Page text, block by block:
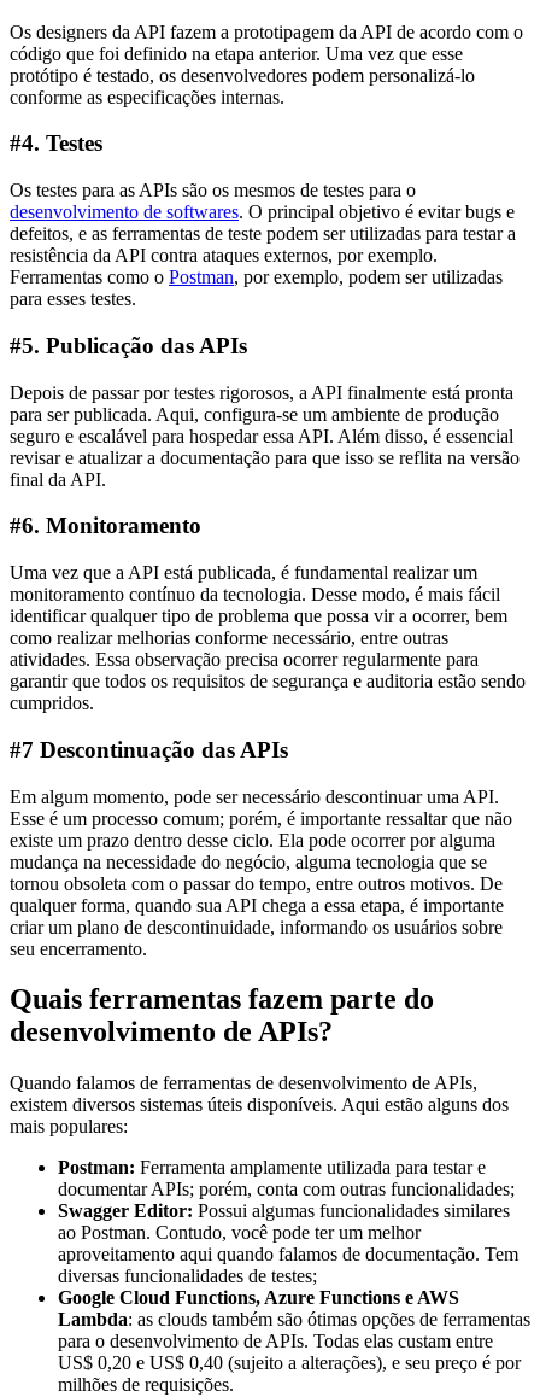
Os designers da API fazem a prototipagem da API de acordo com o
código que foi definido na etapa anterior. Uma vez que esse
protótipo é testado, os desenvolvedores podem personalizá-lo
conforme as especificações internas.
#4. Testes
Os testes para as APIs são os mesmos de testes para o
desenvolvimento de softwares. O principal objetivo é evitar bugs e
defeitos, e as ferramentas de teste podem ser utilizadas para testar a
resistência da API contra ataques externos, por exemplo.
Ferramentas como o Postman, por exemplo, podem ser utilizadas
para esses testes.
#5. Publicação das APIs
Depois de passar por testes rigorosos, a API finalmente está pronta
para ser publicada. Aqui, configura-se um ambiente de produção
seguro e escalável para hospedar essa API. Além disso, é essencial
revisar e atualizar a documentação para que isso se reflita na versão
final da API.
#6. Monitoramento
Uma vez que a API está publicada, é fundamental realizar um
monitoramento contínuo da tecnologia. Desse modo, é mais fácil
identificar qualquer tipo de problema que possa vir a ocorrer, bem
como realizar melhorias conforme necessário, entre outras
atividades. Essa observação precisa ocorrer regularmente para
garantir que todos os requisitos de segurança e auditoria estão sendo
cumpridos.
#7 Descontinuação das APIs
Em algum momento, pode ser necessário descontinuar uma API.
Esse é um processo comum; porém, é importante ressaltar que não
existe um prazo dentro desse ciclo. Ela pode ocorrer por alguma
mudança na necessidade do negócio, alguma tecnologia que se
tornou obsoleta com o passar do tempo, entre outros motivos. De
qualquer forma, quando sua API chega a essa etapa, é importante
criar um plano de descontinuidade, informando os usuários sobre
seu encerramento.
Quais ferramentas fazem parte do
desenvolvimento de APIs?
Quando falamos de ferramentas de desenvolvimento de APIs,
existem diversos sistemas úteis disponíveis. Aqui estão alguns dos
mais populares:
Postman: Ferramenta amplamente utilizada para testar e
documentar APIs; porém, conta com outras funcionalidades;
Swagger Editor: Possui algumas funcionalidades similares
ao Postman. Contudo, você pode ter um melhor
aproveitamento aqui quando falamos de documentação. Tem
diversas funcionalidades de testes;
Google Cloud Functions, Azure Functions e AWS
Lambda: as clouds também são ótimas opções de ferramentas
para o desenvolvimento de APIs. Todas elas custam entre
US$ 0,20 e US$ 0,40 (sujeito a alterações), e seu preço é por
milhões de requisições.